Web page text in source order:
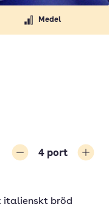
Medel
4 port
italienskt bröd